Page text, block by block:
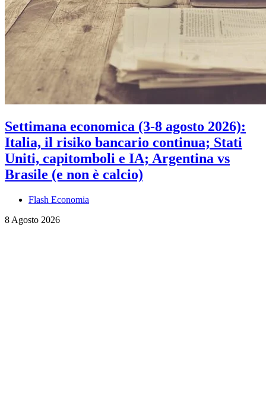
Settimana economica (3-8 agosto 2026):
Italia, il risiko bancario continua; Stati
Uniti, capitomboli e IA; Argentina vs
Brasile (e non è calcio)
Flash Economia
8 Agosto 2026